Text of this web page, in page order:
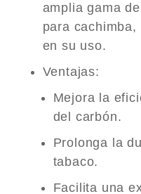
amplia gama
para
en su uso.
Ventajas:
Mejora la
del carbón.
Prolonga la
tabaco.
Facilita una